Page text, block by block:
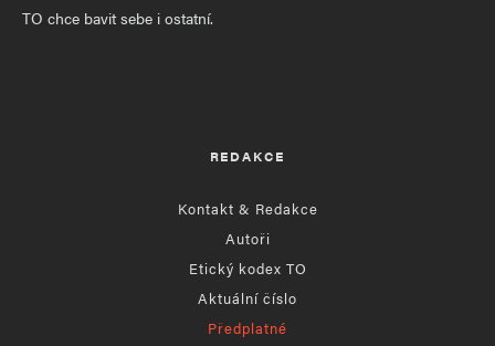
TO chce bavit sebe i ostatní.
REDAKCE
Kontakt & Redakce
Autoři
Etický kodex TO
Aktuální číslo
Předplatné